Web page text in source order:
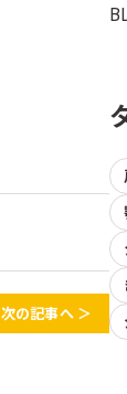
次の記事へ ＞